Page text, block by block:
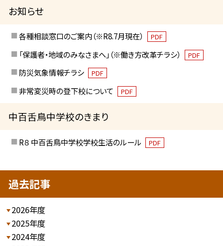
お知らせ
各種相談窓口のご案内（※R8.7月現在） PDF
「保護者・地域のみなさまへ」（※働き方改革チラシ） PDF
防災気象情報チラシ PDF
非常変災時の登下校について PDF
中百舌鳥中学校のきまり
R８ 中百舌鳥中学校学校生活のルール PDF
過去記事
2026年度
2025年度
2024年度